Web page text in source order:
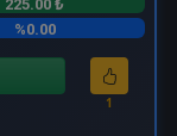
225.00 ₺
%0.00
1